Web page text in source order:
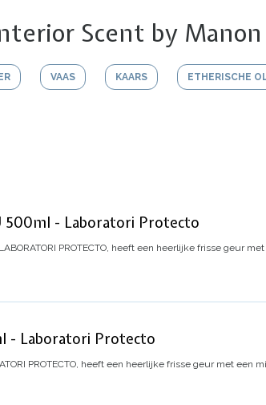
Scent by Manon
VAAS KAARS ETHERISCHE
500ml - Laboratori Protecto
PROTECTO, heeft een heerlijke frisse geur
- Laboratori Protecto
PROTECTO, heeft een heerlijke frisse geur met een